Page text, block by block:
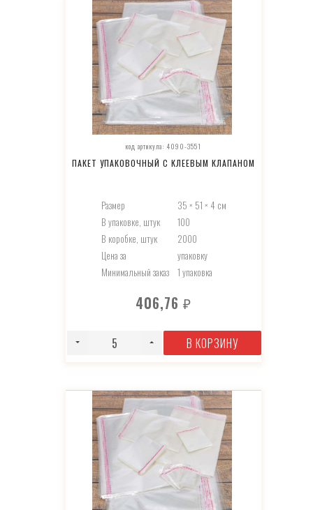
код артикула: 4090-3551
ПАКЕТ УПАКОВОЧНЫЙ С КЛЕЕВЫМ КЛАПАНОМ
Размер
35 × 51 × 4 см
В упаковке, штук
100
В коробке, штук
2000
Цена за
упаковку
Минимальный заказ
1 упаковка
406,76₽
В КОРЗИНУ